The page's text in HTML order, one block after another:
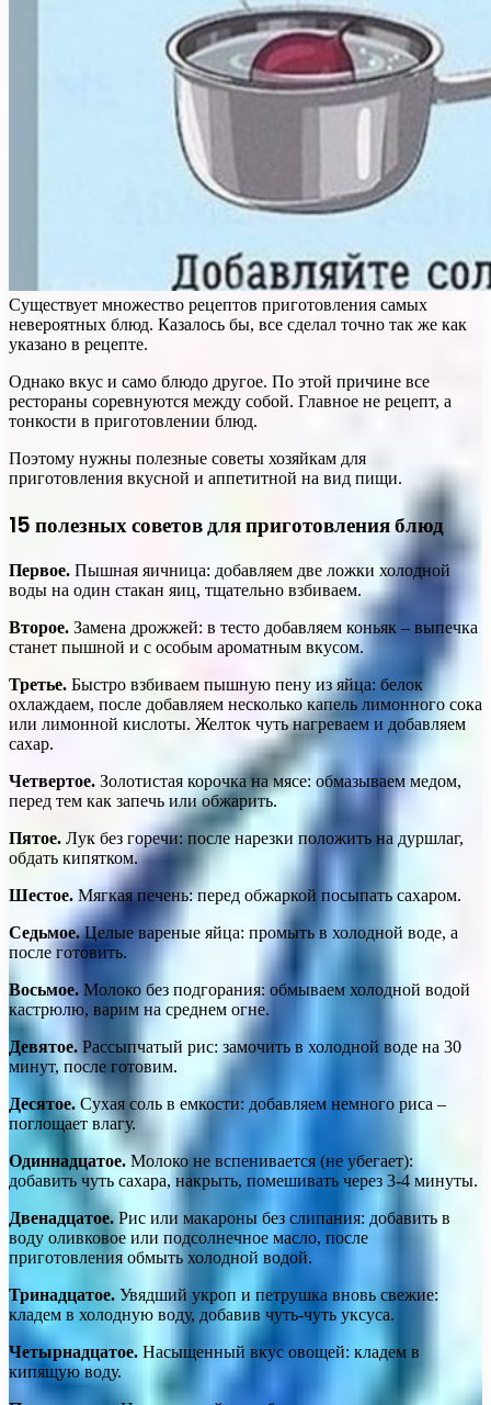
Существует множество рецептов приготовления самых
невероятных блюд. Казалось бы, все сделал точно так же как
указано в рецепте.
Однако вкус и само блюдо другое. По этой причине все
рестораны соревнуются между собой. Главное не рецепт, а
тонкости в приготовлении блюд.
Поэтому нужны полезные советы хозяйкам для
приготовления вкусной и аппетитной на вид пищи.
15 полезных советов для приготовления блюд
Первое. Пышная яичница: добавляем две ложки холодной
воды на один стакан яиц, тщательно взбиваем.
Второе. Замена дрожжей: в тесто добавляем коньяк – выпечка
станет пышной и с особым ароматным вкусом.
Третье. Быстро взбиваем пышную пену из яйца: белок
охлаждаем, после добавляем несколько капель лимонного сока
или лимонной кислоты. Желток чуть нагреваем и добавляем
сахар.
Четвертое. Золотистая корочка на мясе: обмазываем медом,
перед тем как запечь или обжарить.
Пятое. Лук без горечи: после нарезки положить на дуршлаг,
обдать кипятком.
Шестое. Мягкая печень: перед обжаркой посыпать сахаром.
Седьмое.Целые вареные яйца: промыть в холодной воде, а
после готовить.
Восьмое. Молоко без подгорания: обмываем холодной водой
кастрюлю, варим на среднем огне.
Девятое. Рассыпчатый рис: замочить в холодной воде на 30
минут, после готовим.
Десятое. Сухая соль в емкости: добавляем немного риса –
поглощает влагу.
Одиннадцатое. Молоко не вспенивается (не убегает):
добавить чуть сахара, накрыть, помешивать через 3-4 минуты.
Двенадцатое. Рис или макароны без слипания: добавить в
воду оливковое или подсолнечное масло, после
приготовления обмыть холодной водой.
Тринадцатое. Увядший укроп и петрушка вновь свежие:
кладем в холодную воду, добавив чуть-чуть уксуса.
Четырнадцатое. Насыщенный вкус овощей: кладем в
кипящую воду.